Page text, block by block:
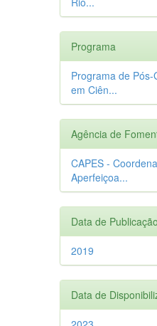
Programa
Programa de Pós-
em Ciên...
Agência de
CAPES -
Aperfeiçoa...
Data de Publicação
2019
Data de